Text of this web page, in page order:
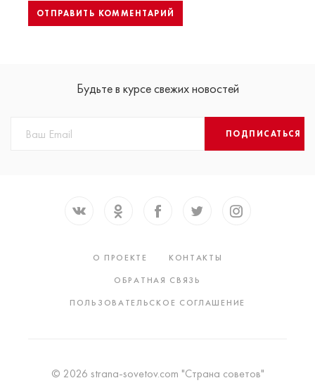
Будьте в курсе свежих новостей
ПОДПИСАТЬСЯ
О ПРОЕКТЕ
КОНТАКТЫ
ОБРАТНАЯ СВЯЗЬ
ПОЛЬЗОВАТЕЛЬСКОЕ СОГЛАШЕНИЕ
© 2026 strana-sovetov.com "Страна советов"